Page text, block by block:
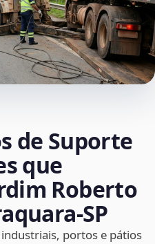
de Suporte
que
Roberto
portos e pátios